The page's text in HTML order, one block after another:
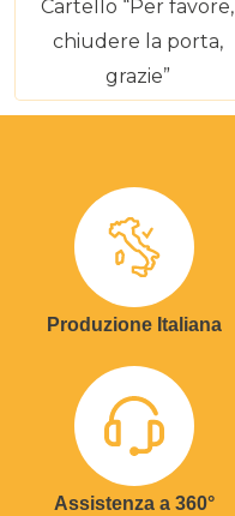
Cartello “Per favore,
chiudere la porta,
grazie”
Produzione Italiana
Assistenza a 360°